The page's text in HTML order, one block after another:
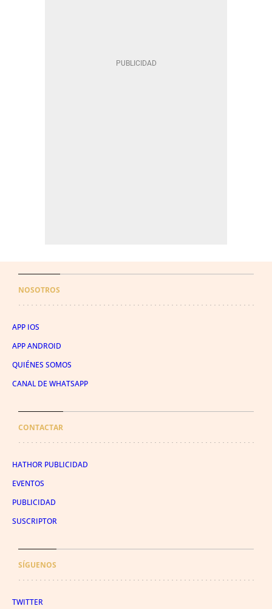
NOSOTROS
APP IOS
APP ANDROID
QUIÉNES SOMOS
CANAL DE WHATSAPP
CONTACTAR
HATHOR PUBLICIDAD
EVENTOS
PUBLICIDAD
SUSCRIPTOR
SÍGUENOS
TWITTER